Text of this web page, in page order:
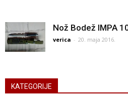
Nož Bodež IMPA
verica - 20. maja 2016.
KATEGORIJE